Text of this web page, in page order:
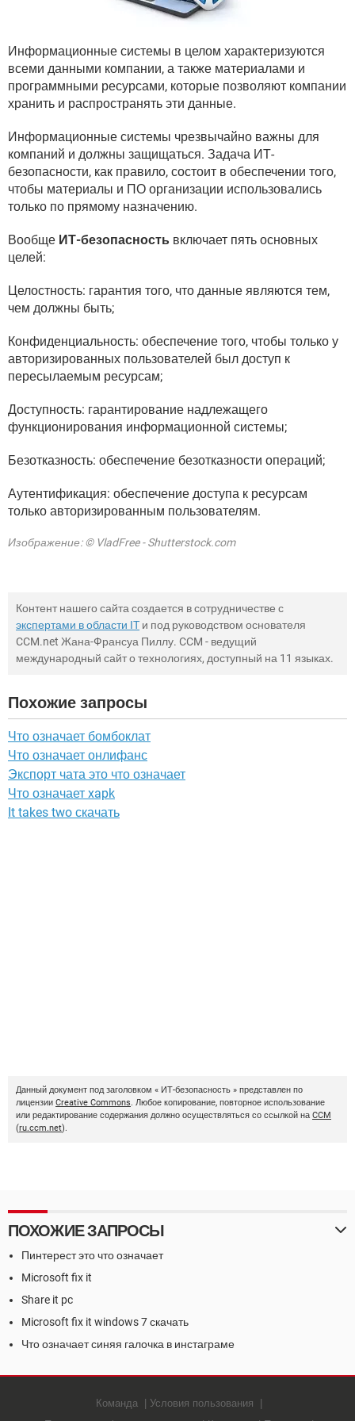
GOOGLE
Информационные системы в целом характеризуются
всеми данными компании, а также материалами и
программными ресурсами, которые позволяют компании
хранить и распространять эти данные.
Информационные системы чрезвычайно важны для
компаний и должны защищаться. Задача ИТ-
безопасности, как правило, состоит в обеспечении того,
чтобы материалы и ПО организации использовались
только по прямому назначению.
Вообще ИТ-безопасность включает пять основных
целей:
Целостность: гарантия того, что данные являются тем,
чем должны быть;
Конфиденциальность: обеспечение того, чтобы только у
авторизированных пользователей был доступ к
пересылаемым ресурсам;
Доступность: гарантирование надлежащего
функционирования информационной системы;
Безотказность: обеспечение безотказности операций;
Аутентификация: обеспечение доступа к ресурсам
только авторизированным пользователям.
Изображение: © VladFree - Shutterstock.com
Контент нашего сайта создается в сотрудничестве с
экспертами в области IT и под руководством основателя
CCM.net Жана-Франсуа Пиллу. CCM - ведущий
международный сайт о технологиях, доступный на 11 языках.
Похожие запросы
Что означает бомбоклат
Что означает онлифанс
Экспорт чата это что означает
Что означает xapk
It takes two скачать
Данный документ под заголовком « ИТ-безопасность » представлен по
лицензии Creative Commons. Любое копирование, повторное использование
или редактирование содержания должно осуществляться со ссылкой на CCM
(ru.ccm.net).
ПОХОЖИЕ ЗАПРОСЫ
Пинтерест это что означает
Microsoft fix it
Share it pc
Microsoft fix it windows 7 скачать
Что означает синяя галочка в инстаграме
Команда
Условия пользования